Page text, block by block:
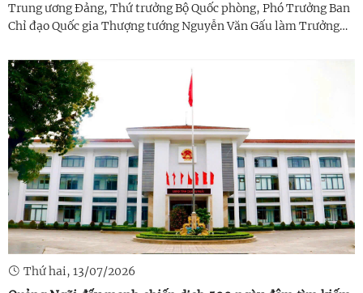
Trung ương Đảng, Thứ trưởng Bộ Quốc phòng, Phó Trưởng Ban
Chỉ đạo Quốc gia Thượng tướng Nguyễn Văn Gấu làm Trưởng
dâng hương 3 ...
Thứ hai, 13/07/2026